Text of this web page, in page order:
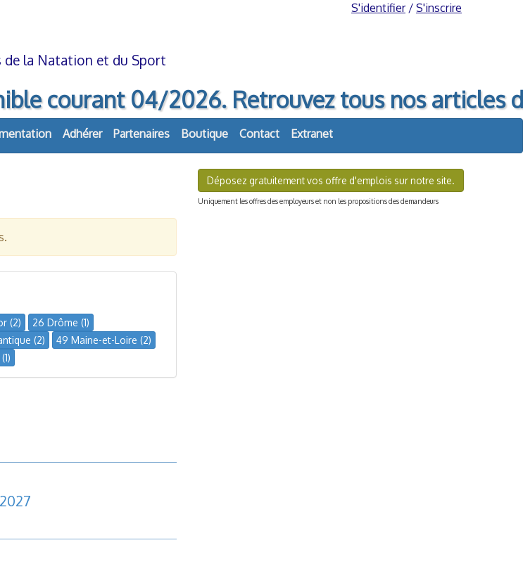
de la Natation et du Sport
S'identifier/ S'inscrire
courant 04/2026. Retrouvez tous nos articles
Adhérer Partenaires Boutique Contact Extranet
(2)
26 Drôme (1)
(2)
49 Maine-et-Loire (2)
Déposez gratuitement vos offre d'emplois sur notre site.
Uniquement les offres des employeurs et non les propositions des demandeurs